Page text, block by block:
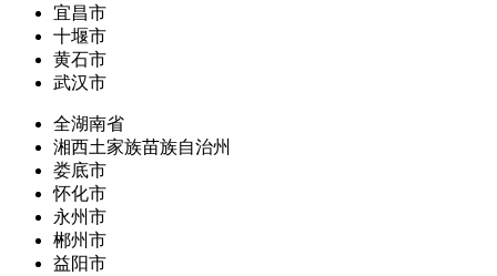
宜昌市
十堰市
黄石市
武汉市
全湖南省
湘西土家族苗族自治州
娄底市
怀化市
永州市
郴州市
益阳市